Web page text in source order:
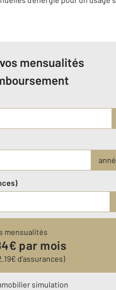
mensualités
mensualités
€ par mois
€ d’assurances)
simulation